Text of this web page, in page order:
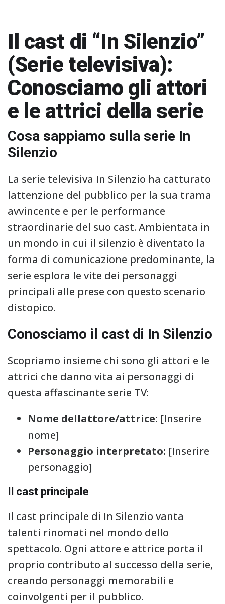
Il cast di “In Silenzio”
(Serie televisiva):
Conosciamo gli attori
e le attrici della serie
Cosa sappiamo sulla serie In
Silenzio
La serie televisiva In Silenzio ha catturato
lattenzione del pubblico per la sua trama
avvincente e per le performance
straordinarie del suo cast. Ambientata in
un mondo in cui il silenzio è diventato la
forma di comunicazione predominante, la
serie esplora le vite dei personaggi
principali alle prese con questo scenario
distopico.
Conosciamo il cast di In Silenzio
Scopriamo insieme chi sono gli attori e le
attrici che danno vita ai personaggi di
questa affascinante serie TV:
Nome dellattore/attrice: [Inserire
nome]
Personaggio interpretato: [Inserire
personaggio]
Il cast principale
Il cast principale di In Silenzio vanta
talenti rinomati nel mondo dello
spettacolo. Ogni attore e attrice porta il
proprio contributo al successo della serie,
creando personaggi memorabili e
coinvolgenti per il pubblico.